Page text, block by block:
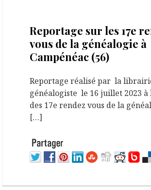
Reportage sur les 17e
vous de la généalogie à
Campénéac (56)
Reportage réalisé par la
généalogiste le 16 juillet 2023 à
des 17e rendez vous de la
[…]